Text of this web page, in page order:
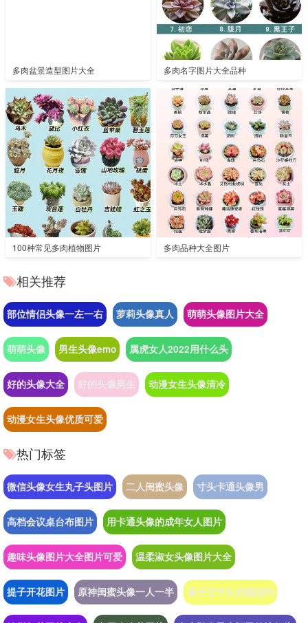
多肉盆景造型图片大全 多肉名字图片大全品种
100种常见多肉植物图片 多肉品种大全图片
相关推荐
部位情侣头像一左一右 萝莉头像真人 萌萌头像图片大全
萌萌头像 男生头像emo 属虎女人2022用什么头
好的头像大全 好的头像男生 动漫女生头像清冷
动漫女生头像优质可爱
热门标签
微信头像女生丸子头图片 二人闺蜜头像 寸头卡通头像男
高档会议桌台布图片 用卡通头像的成年女人图片
趣味头像图片大全图片可爱 温柔淑女头像图片大全
提子开花图片 原神闺蜜头像一人一半 君子兰平头后能活吗